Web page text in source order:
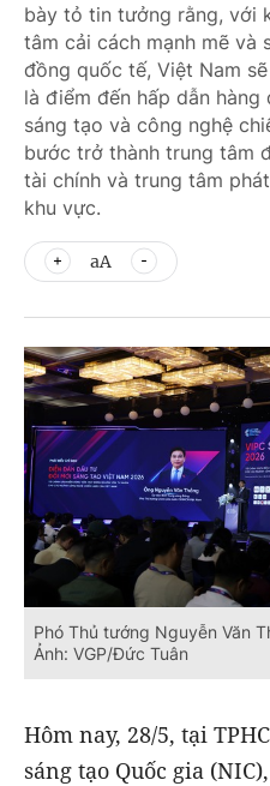
bày tỏ tin tưởng rằng, với
tâm cải cách mạnh mẽ và
đồng quốc tế, Việt Nam
là điểm đến hấp dẫn
sáng tạo và công nghệ
bước trở thành trung tâm
tài chính và trung tâm
khu vực.
aA
Phó Thủ tướng Nguyễn Văn
Ảnh: VGP/Đức Tuân
Hôm nay, 28/5, tại
sáng tạo Quốc gia